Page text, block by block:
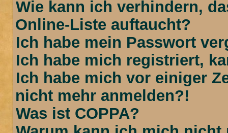
Wie kann ich verhindern,
Online-Liste auftaucht?
Ich habe mein Passwort
Ich habe mich registriert,
Ich habe mich vor einiger
nicht mehr anmelden?!
Was ist COPPA?